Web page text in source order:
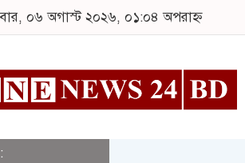
০৬ অগাস্ট ২০২৬, ০১:০৪ অপরাহ্ন